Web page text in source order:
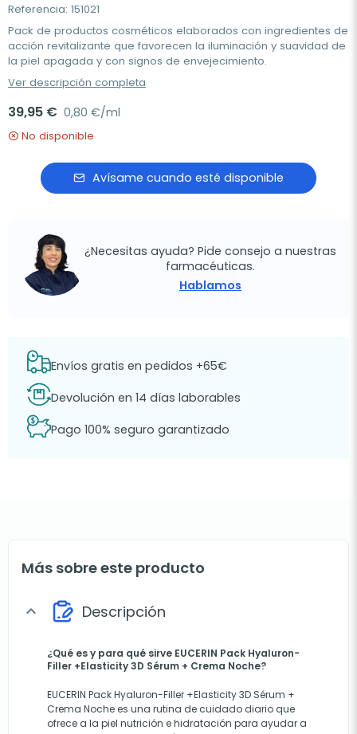
Referencia: 151021
Pack de productos cosméticos elaborados con ingredientes de
acción revitalizante que favorecen la iluminación y suavidad de
la piel apagada y con signos de envejecimiento.
Ver descripción completa
39,95 € 0,80 €/ml
No disponible
Avísame cuando esté disponible
¿Necesitas ayuda? Pide consejo a nuestras
farmacéuticas.
Hablamos
Envíos gratis en pedidos +65€
Devolución en 14 días laborables
Pago 100% seguro garantizado
Más sobre este producto
expand_more Descripción
¿Qué es y para qué sirve EUCERIN Pack Hyaluron-
Filler +Elasticity 3D Sérum + Crema Noche?
EUCERIN Pack Hyaluron-Filler +Elasticity 3D Sérum +
Crema Noche es una rutina de cuidado diario que
ofrece a la piel nutrición e hidratación para ayudar a